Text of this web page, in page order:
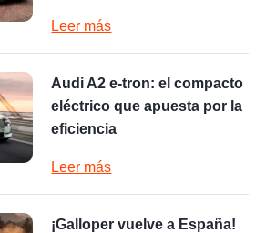
Leer más
Audi A2 e-tron: el compacto
eléctrico que apuesta por la
eficiencia
Leer más
¡Galloper vuelve a España!